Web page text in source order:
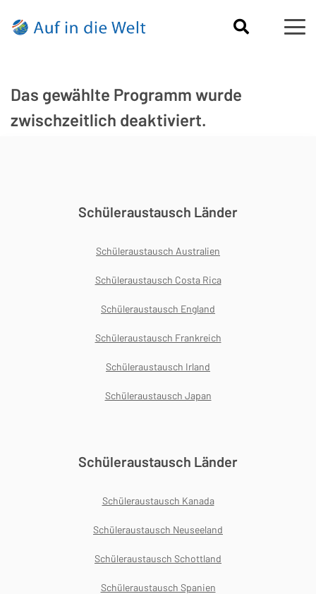
Das gewählte Programm wurde
zwischzeitlich deaktiviert.
Schüleraustausch Länder
Schüleraustausch Australien
Schüleraustausch Costa Rica
Schüleraustausch England
Schüleraustausch Frankreich
Schüleraustausch Irland
Schüleraustausch Japan
Schüleraustausch Länder
Schüleraustausch Kanada
Schüleraustausch Neuseeland
Schüleraustausch Schottland
Schüleraustausch Spanien